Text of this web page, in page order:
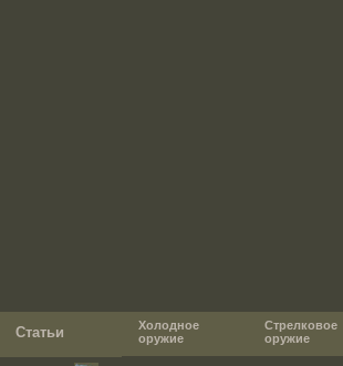
Статьи
Холодное
оружие
Стрелковое
оружие